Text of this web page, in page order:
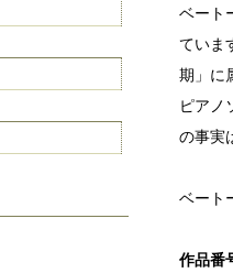
ベート
ていま
期」に
ピアノ
の事実
ベート
作品番